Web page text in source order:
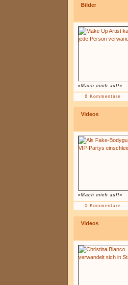
Bilder
«Mach mich auf!»
6 Kommentare
Videos
«Mach mich auf!»
0 Kommentare
Videos